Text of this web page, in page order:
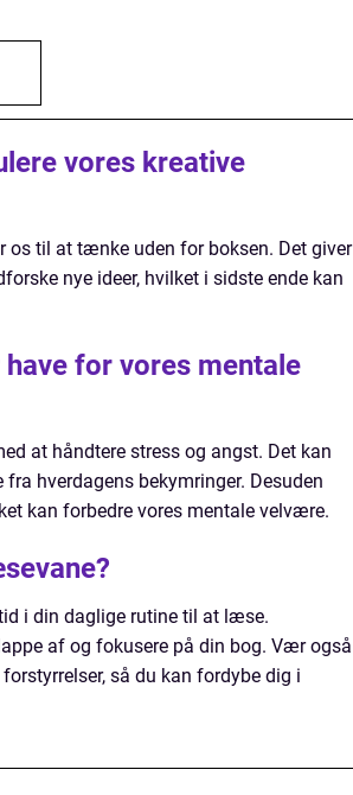
vores kreative
til at tænke uden for boksen. Det giver
nye ideer, hvilket i sidste ende kan
for vores mentale
at håndtere stress og angst. Det kan
hverdagens bekymringer. Desuden
kan forbedre vores mentale velvære.
i din daglige rutine til at læse.
af og fokusere på din bog. Vær også
så du kan fordybe dig i